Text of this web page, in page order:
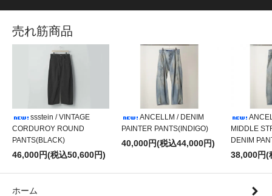
売れ筋商品
ssstein / VINTAGE
CORDUROY ROUND
PANTS(BLACK)
46,000円(税込50,600円)
ANCELLM / DENIM
PAINTER PANTS(INDIGO)
40,000円(税込44,000円)
MIDDLE
DENIM
38,000円(
ホーム